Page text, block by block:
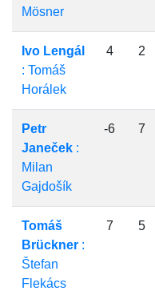
Mösner
Ivo Lengál
: Tomáš
Horálek
4 2
Petr
Janeček :
Milan
Gajdošík
-6 7
Tomáš
Brückner :
Štefan
Flekács
7 5